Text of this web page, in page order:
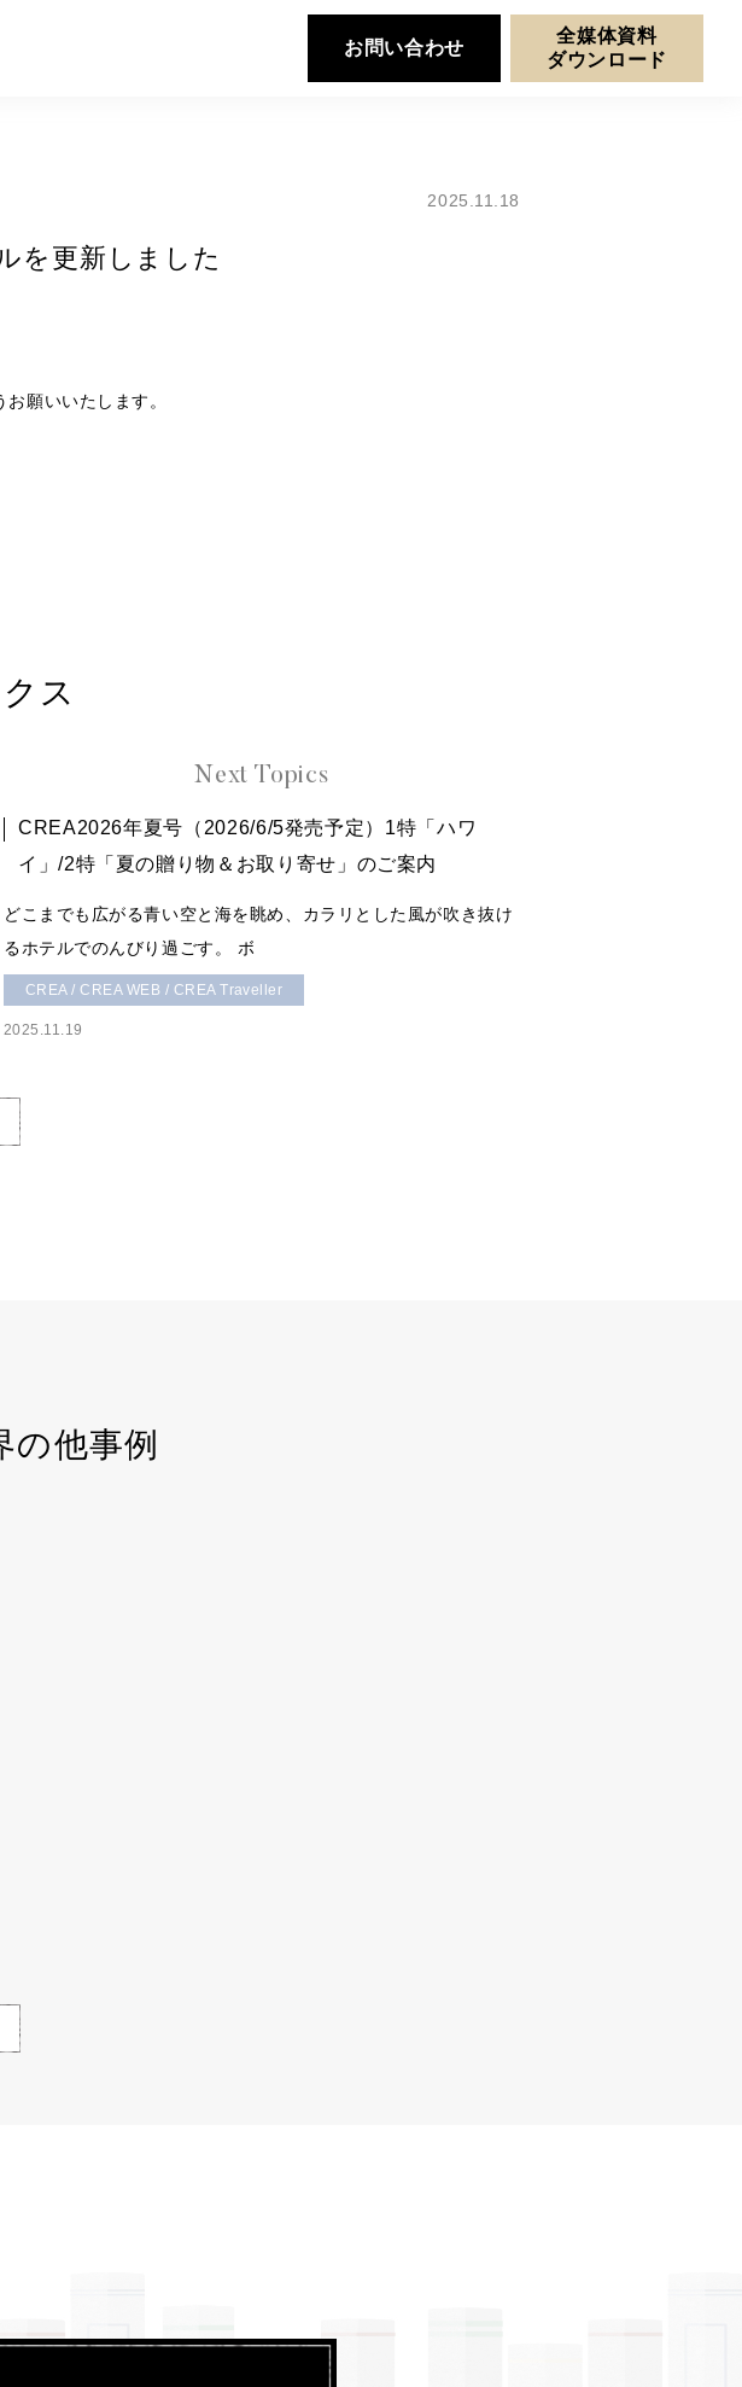
お問い合わせ
全媒体資料
ダウンロード
2025.11.18
を更新しました
願いいたします。
ス
Next Topics
CREA2026年夏号（2026/6/5発売予定）1特「ハワ
イ」/2特「夏の贈り物＆お取り寄せ」のご案内
どこまでも広がる青い空と海を眺め、カラリとした風が吹き抜け
るホテルでのんびり過ごす。 ボ
CREA / CREA WEB / CREA Traveller
2025.11.19
の他事例